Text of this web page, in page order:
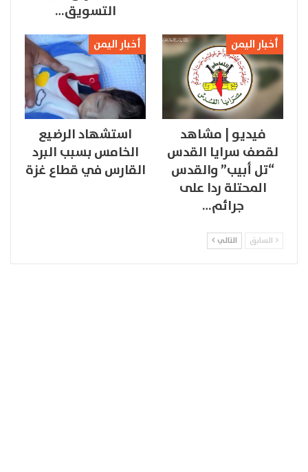
التسويق…
أخبار اليمن
فيديو | مشاهد
لقصف سرايا القدس
“تل أبيب” والقدس
المحتلة ردا على
جرائم…
أخبار اليمن
استشهاد الرضيع
الخامس بسبب البرد
القارس في قطاع غزة
السابق التالي